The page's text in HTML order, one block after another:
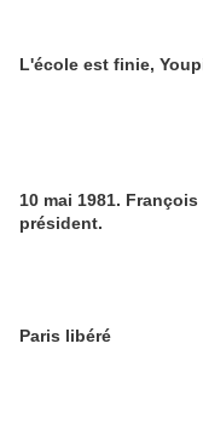
L'école est finie,
10 mai 1981.
président.
Paris libéré